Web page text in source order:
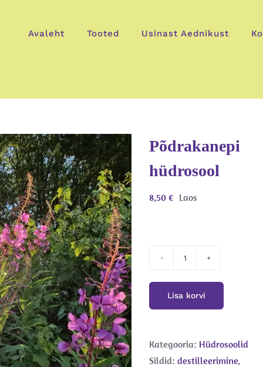
Avaleht Tooted Usinast Aednikust
Põdrakanepi
hüdrosool
8,50 € Laos
hüdrosool
kogus
Lisa korvi
Kategooria: Hüdrosoolid
Sildid: destilleerimine,